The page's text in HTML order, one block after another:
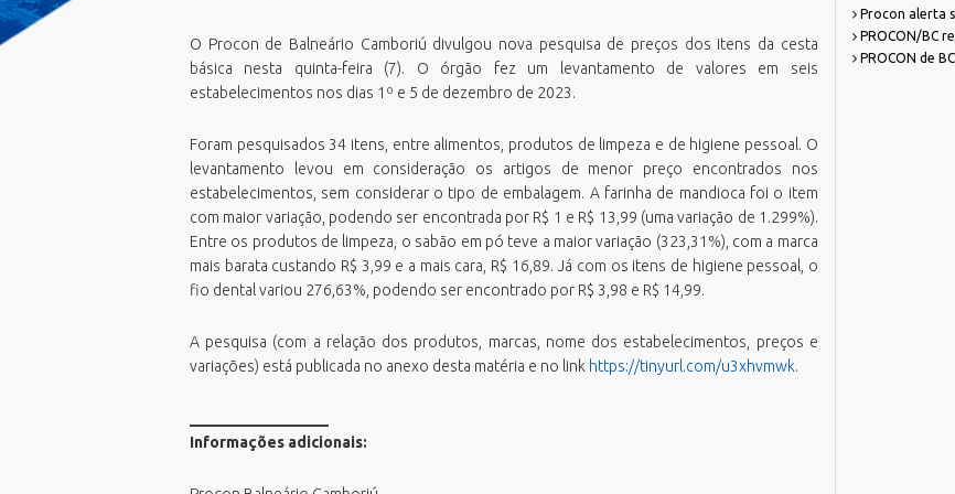
Gestão de Pessoas
Obras
Pessoa Idosa
Planejamento e Desenvolvimento
Urbano
Procuradoria Geral do Município
Saúde
Turismo
Orgão Colegiado
Fila Unica
Geoprocessamento Novo
IPTU 2026
Junta de Serviços Militar
Licitações ao vivo - Sala 01
Licitações ao vivo - Sala 02
Oportunidades
PCDs BC
Plano Diretor
Emissão de Guias para Pagamento
Nota Fiscal Eletrônica
Perguntas Frequentes
Validação Alvará Fazendário Eletrônico
Validação Alvará Sanitário Eletrônico
Validação Parecer Técnico Saúde
Validar Certidão Negativa de Débitos
RH Parcerias
RHWeb
O Procon de Balneário Camboriú divulgou nova pesquisa de preços dos itens da cesta
básica nesta quinta-feira (7). O órgão fez um levantamento de valores em seis
estabelecimentos nos dias 1º e 5 de dezembro de 2023.
Foram pesquisados 34 itens, entre alimentos, produtos de limpeza e de higiene pessoal. O
levantamento levou em consideração os artigos de menor preço encontrados nos
estabelecimentos, sem considerar o tipo de embalagem. A farinha de mandioca foi o item
com maior variação, podendo ser encontrada por R$ 1 e R$ 13,99 (uma variação de 1.299%).
Entre os produtos de limpeza, o sabão em pó teve a maior variação (323,31%), com a marca
mais barata custando R$ 3,99 e a mais cara, R$ 16,89. Já com os itens de higiene pessoal, o
fio dental variou 276,63%, podendo ser encontrado por R$ 3,98 e R$ 14,99.
A pesquisa (com a relação dos produtos, marcas, nome dos estabelecimentos, preços e
variações) está publicada no anexo desta matéria e no link https://tinyurl.com/u3xhvmwk.
Informações adicionais:
Procon alerta
PROCON/BC
PROCON de